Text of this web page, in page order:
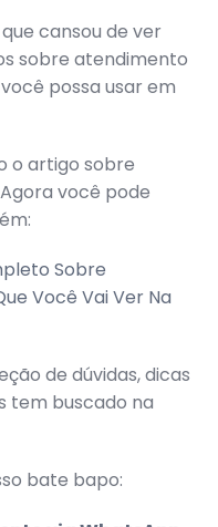
cansou de ver
sobre atendimento
possa usar em
o artigo sobre
você pode
Sobre
Você Vai Ver Na
de dúvidas, dicas
tem buscado na
bate bapo: